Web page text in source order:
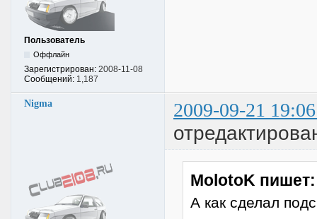
Пользователь
Оффлайн
Зарегистрирован: 2008-11-08
Сообщений: 1,187
Nigma 2009-09-21
MolotoK пишет:
А как сделал